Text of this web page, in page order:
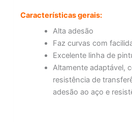
Características gerais:
Alta adesão
Faz curvas com
Excelente linha de
Altamente adaptável,
resistência de
adesão ao aço e